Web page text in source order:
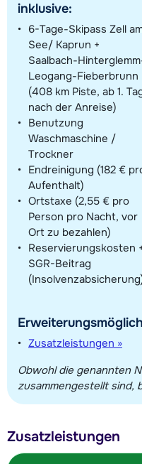
inklusive:
6-Tage-Skipass Zell
See/ Kaprun +
Saalbach-
Leogang-Fieberbrunn
(408 km Piste, ab 1.
nach der Anreise)
Benutzung
Waschmaschine /
Trockner
Endreinigung (182 €
Aufenthalt)
Ortstaxe (2,55 € pro
Person pro Nacht, vor
Ort zu bezahlen)
Reservierungskosten
SGR-Beitrag
Zusatzleistungen »
Obwohl die genannten
zusammengestellt sind,
Zusatzleistungen